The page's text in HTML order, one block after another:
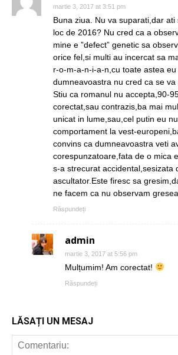
martie 3, 2017 at 3:51 pm
Buna ziua. Nu va suparati,dar
loc de 2016? Nu cred ca a
mine e ”defect” genetic sa
orice fel,si multi au incercat sa
r-o-m-a-n-i-a-n,cu toate astea
dumneavoastra nu cred ca se va
Stiu ca romanul nu accepta,90-
corectat,sau contrazis,ba mai
unicat in lume,sau,cel putin eu
comportament la vest-
convins ca dumneavoastra veti
corespunzatoare,fata de o mica
s-a strecurat accidental,sesizata
ascultator.Este firesc sa
ne facem ca nu observam
Răspundeți
admin
martie 3, 2017 at 5:56 pm
Mulțumim! Am corectat!
Răspundeți
LĂSAȚI UN MESAJ